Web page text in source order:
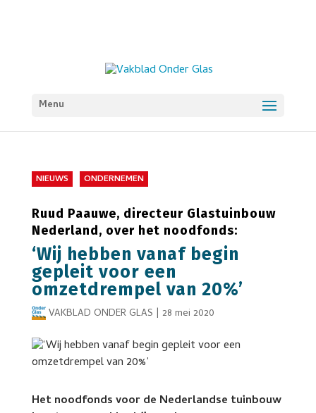
Menu
NIEUWS ONDERNEMEN
Ruud Paauwe, directeur Glastuinbouw
Nederland, over het noodfonds:
‘Wij hebben vanaf begin
gepleit voor een
omzetdrempel van 20%’
VAKBLAD ONDER GLAS | 28 mei 2020
Het noodfonds voor de Nederlandse tuinbouw